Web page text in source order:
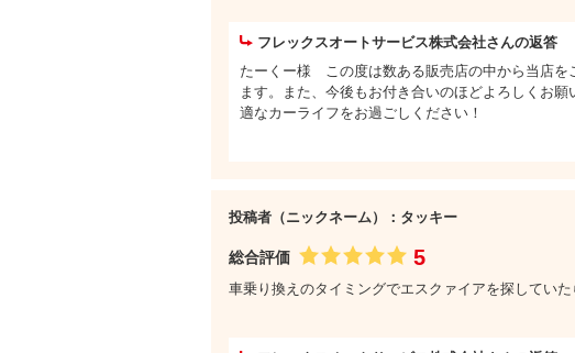
フレックスオートサービス株式会社さんの返答
たーくー様 この度は数ある販売店の中から当店を
ます。また、今後もお付き合いのほどよろしくお
適なカーライフをお過ごしください！
投稿者（ニックネーム）：タッキー
総合評価 5
車乗り換えのタイミングでエスクァイアを探してい